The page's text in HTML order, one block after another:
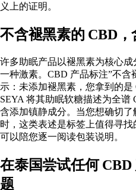
义上的证明。
不含褪黑素的 CBD，
许多助眠产品以褪黑素为核心
一种激素。CBD 产品标注”不含
示：未添加褪黑素，您拿到的是
SEYA 将其助眠软糖描述为全
含添加镇静成分。当您想确切
时，这类表述是标签上值得寻
可以陪您逐一阅读包装说明。
在泰国尝试任何
题